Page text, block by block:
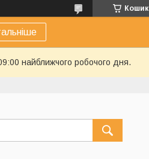
Кошик
найближчого робочого дня.